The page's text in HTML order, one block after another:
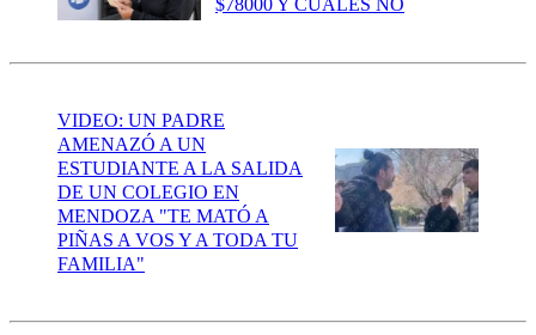
$78000 Y CUÁLES NO
VIDEO: UN PADRE
AMENAZÓ A UN
ESTUDIANTE A LA SALIDA
DE UN COLEGIO EN
MENDOZA "TE MATÓ A
PIÑAS A VOS Y A TODA TU
FAMILIA"